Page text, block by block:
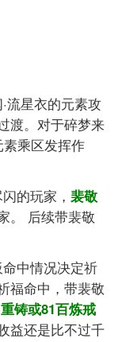
流星衣的元素攻
渡。对于碎梦来
乘区发挥作
的玩家，裴敬
。 后续带裴敬
中情况决定祈
福命中，带裴敬
铸或81百炼戒
益还是比不过千